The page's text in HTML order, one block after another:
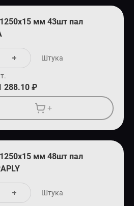
мм 43шт пал
Штука
288.10 ₽
+
мм 48шт пал
Штука